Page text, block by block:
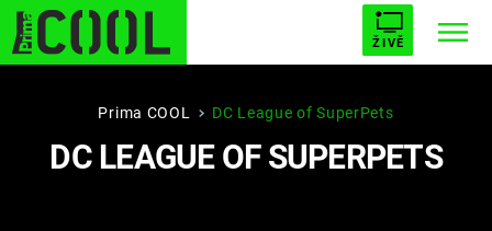
ŽIVĚ
STARHOUSE BUFFY, PŘEMOŽITELKA UPÍRŮ
ESCAPE PLNEJ KOTEL AVENGERS 5
Prima COOL DC League of SuperPets
DC LEAGUE OF SUPERPETS